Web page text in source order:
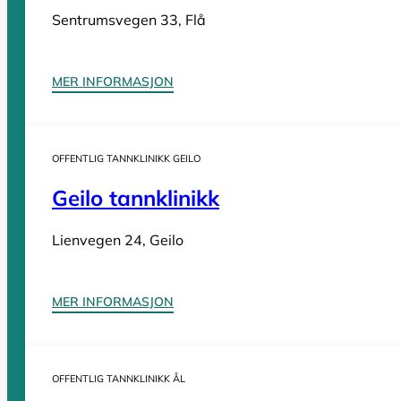
Sentrumsvegen 33, Flå
MER INFORMASJON
OFFENTLIG TANNKLINIKK GEILO
Geilo tannklinikk
Lienvegen 24, Geilo
MER INFORMASJON
OFFENTLIG TANNKLINIKK ÅL
Tannleger Møre og Romsdal
Tannleger Oslo
Tannleger Telemark
Tannleger Trøndelag
Tannleger Vestfold
Vi er enkomplett oversikt over offentlige tannklinikker i Norge